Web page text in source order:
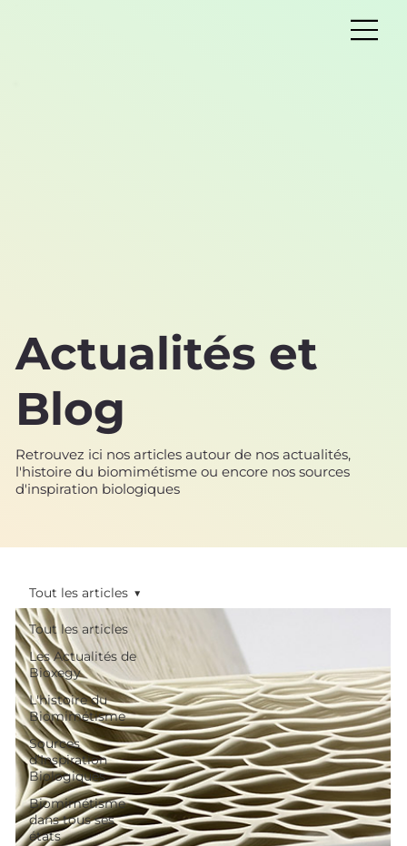
Actualités et
Blog
Retrouvez ici nos articles autour de nos actualités,
l'histoire du biomimétisme ou encore nos sources
d'inspiration biologiques
Tout les articles
Les Actualités de
Bioxegy
L'histoire du
Biomimétisme
Sources
d’Inspiration
Biologiques
Biomimétisme
dans tous ses
états
Tout les articles